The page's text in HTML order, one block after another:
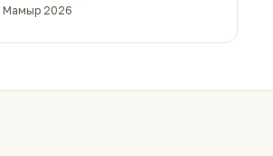
Мамыр 2026